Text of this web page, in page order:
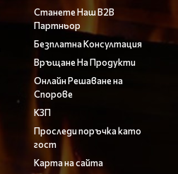
Станете Наш B2B
Партньор
Безплатна Консултация
Връщане На Продукти
Онлайн Решаване на
Спорове
КЗП
Проследи поръчка като
гост
Карта на сайта